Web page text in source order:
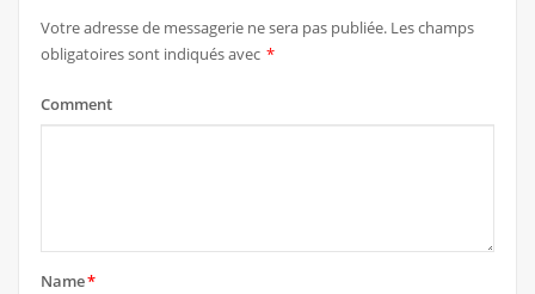
Votre adresse de messagerie ne sera pas publiée. Les champs
obligatoires sont indiqués avec *
Comment
Name*